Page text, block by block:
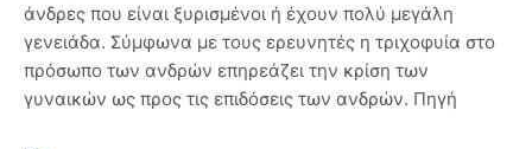
άνδρες που είναι ξυρισμένοι ή έχουν πολύ μεγάλη
γενειάδα. Σύμφωνα με τους ερευνητές η τριχοφυία στο
πρόσωπο των ανδρών επηρεάζει την κρίση των
γυναικών ως προς τις επιδόσεις των ανδρών. Πηγή